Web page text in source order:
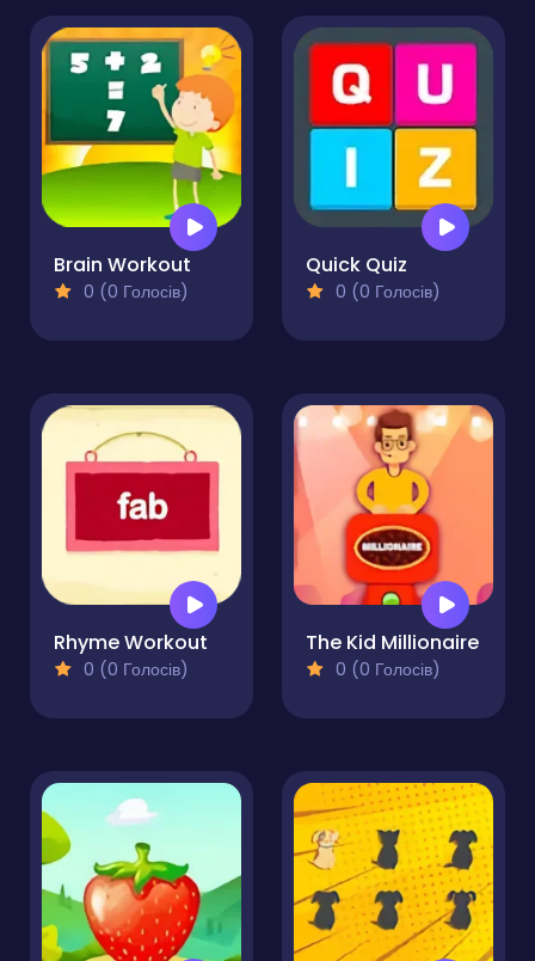
Brain Workout
0 (0 Голосів)
Quick Quiz
0 (0 Голосів)
Rhyme Workout
0 (0 Голосів)
The Kid Millionaire
0 (0 Голосів)